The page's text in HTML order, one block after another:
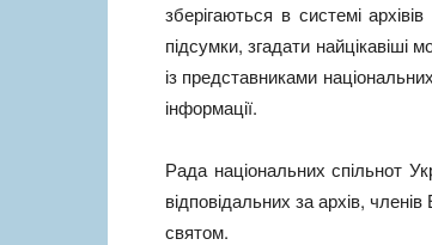
зберігаються в системі
підсумки, згадати найцікавіші
із представниками
інформації.
Рада національних спільнот
відповідальних за архів,
святом.